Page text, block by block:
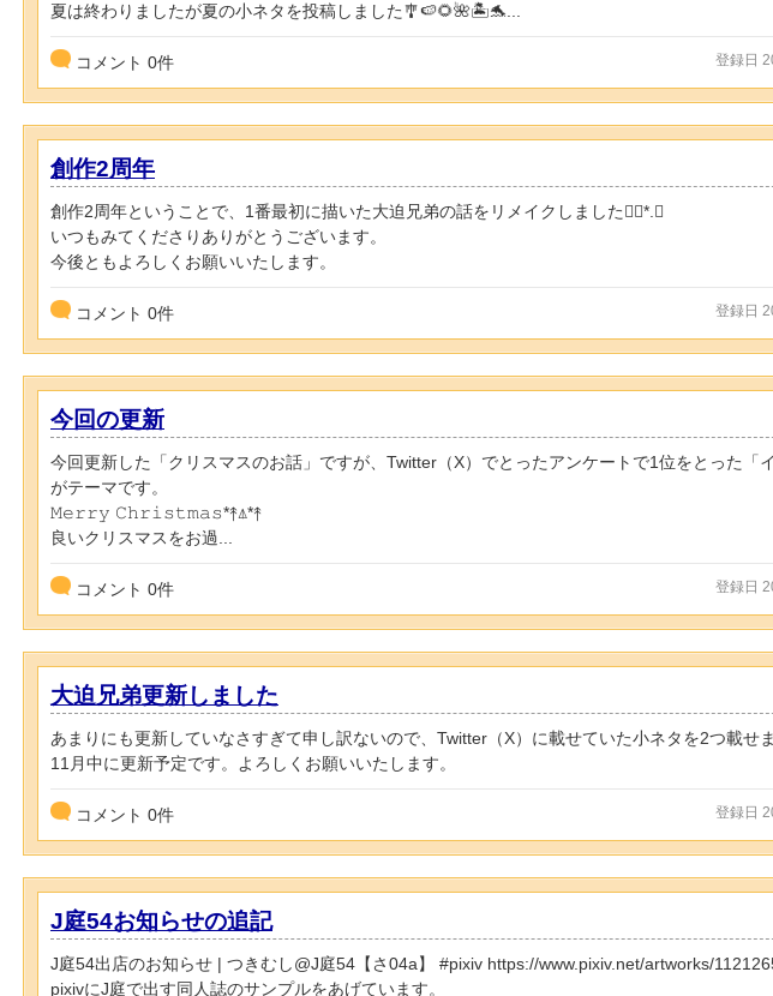
夏は終わりましたが夏の小ネタを投稿しました🎐🍉🌻🌺🏝🐬...
コメント 0件 登録日
創作2周年
創作2周年ということで、1番最初に描いた大迫兄弟の話をリメイクしました❁⃘*.ﾟ
いつもみてくださりありがとうございます。
今後ともよろしくお願いいたします。
コメント 0件 登録日
今回の更新
今回更新した「クリスマスのお話」ですが、Twitter（X）でとったアンケートで1位をとった「
がテーマです。
𝙼𝚎𝚛𝚛𝚢 𝙲𝚑𝚛𝚒𝚜𝚝𝚖𝚊𝚜*↟⍋*↟⁡⁡
良いクリスマスをお過...
コメント 0件 登録日
大迫兄弟更新しました
あまりにも更新していなさすぎて申し訳ないので、Twitter（X）に載せていた小ネタを2つ載せ
11月中に更新予定です。よろしくお願いいたします。
コメント 0件 登録日
J庭54お知らせの追記
J庭54出店のお知らせ | つきむし@J庭54【さ04a】 #pixiv https://www.pixiv.net/artworks/
pixivにJ庭で出す同人誌のサンプルをあげています。